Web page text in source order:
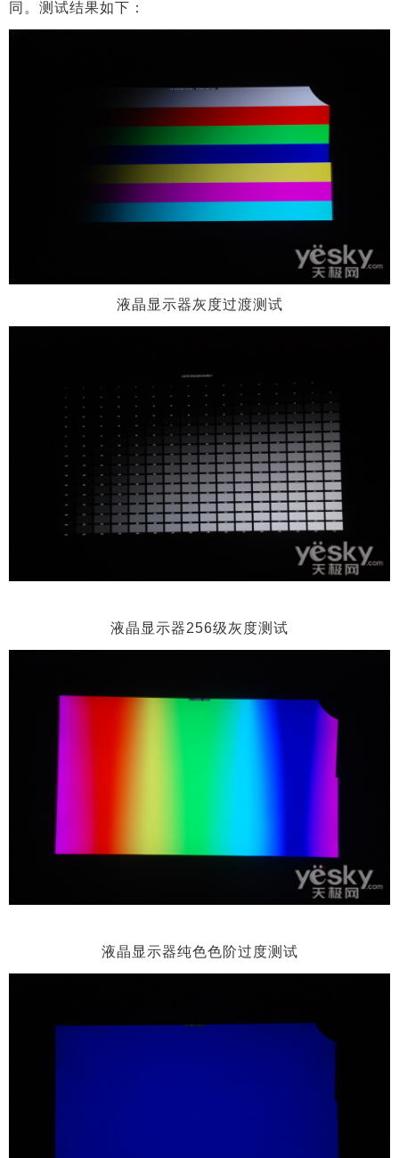
同。测试结果如下：
液晶显示器灰度过渡测试
液晶显示器256级灰度测试
液晶显示器纯色色阶过度测试